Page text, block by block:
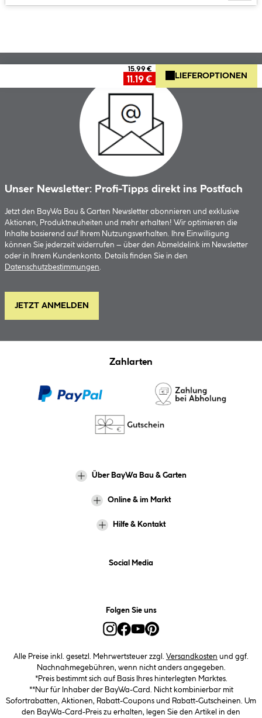
15.99 €
11.19 € LIEFEROPTIONEN
Unser Newsletter: Profi-Tipps direkt ins Postfach
Jetzt den BayWa Bau & Garten Newsletter abonnieren und exklusive
Aktionen, Produktneuheiten und mehr erhalten! Wir optimieren die
Inhalte basierend auf Ihrem Nutzungsverhalten. Ihre Einwilligung
können Sie jederzeit widerrufen – über den Abmeldelink im Newsletter
oder in Ihrem Kundenkonto. Details finden Sie in den
Datenschutzbestimmungen.
JETZT ANMELDEN
Zahlarten
Über BayWa Bau & Garten
Online & im Markt
Hilfe & Kontakt
Social Media
Folgen Sie uns
Alle Preise inkl. gesetzl. Mehrwertsteuer zzgl. Versandkosten und ggf.
Nachnahmegebühren, wenn nicht anders angegeben.
*Preis bestimmt sich auf Basis Ihres hinterlegten Marktes.
**Nur für Inhaber der BayWa-Card. Nicht kombinierbar mit
Sofortrabatten, Aktionen, Rabatt-Coupons und Rabatt-Gutscheinen. Um
den BayWa-Card-Preis zu erhalten, legen Sie den Artikel in den